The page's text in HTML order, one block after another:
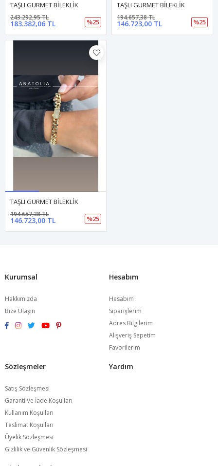
TAŞLI GURMET BİLEKLİK
183.382,06 TL
243.292,95 TL
%25
TAŞLI GURMET BİLEKLİK
146.723,00 TL
194.657,38 TL
%25
TAŞLI GURMET BİLEKLİK
146.723,00 TL
194.657,38 TL
%25
Kurumsal
Hakkımızda
Bize Ulaşın
Hesabım
Hesabım
Siparişlerim
Adres Bilgilerim
Alışveriş Sepetim
Favorilerim
Sözleşmeler
Satış Sözleşmesi
Garanti Ve İade Koşulları
Kullanım Koşulları
Teslimat Koşulları
Üyelik Sözleşmesi
Gizlilik ve Güvenlik Sözleşmesi
Yardım